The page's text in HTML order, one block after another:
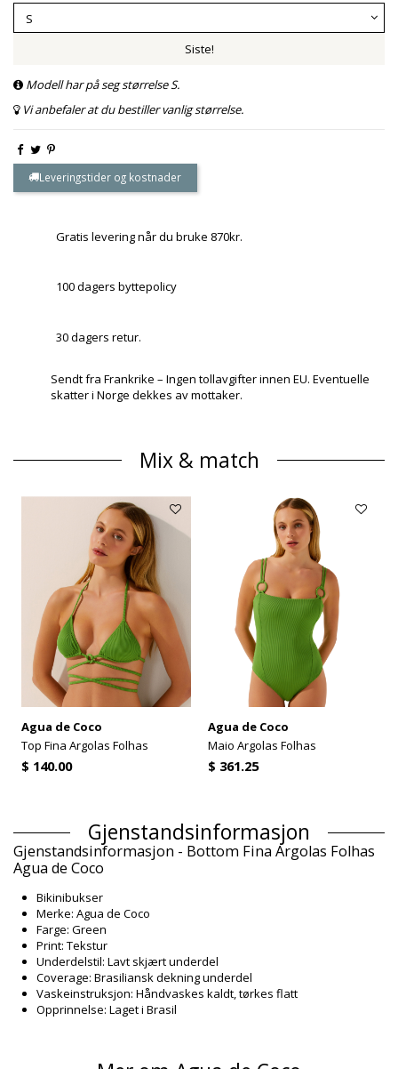
Siste!
Modell har på seg størrelse S.
Vi anbefaler at du bestiller vanlig størrelse.
Leveringstider og kostnader
Gratis levering når du bruke 870kr.
100 dagers byttepolicy
30 dagers retur.
Sendt fra Frankrike – Ingen tollavgifter innen EU. Eventuelle
skatter i Norge dekkes av mottaker.
Mix & match
Agua de Coco
Top Fina Argolas Folhas
$ 140.00
Agua de Coco
Maio Argolas Folhas
$ 361.25
Gjenstandsinformasjon
Gjenstandsinformasjon - Bottom Fina Argolas Folhas
Agua de Coco
Bikinibukser
Merke: Agua de Coco
Farge: Green
Print: Tekstur
Underdelstil: Lavt skjært underdel
Coverage: Brasiliansk dekning underdel
Vaskeinstruksjon: Håndvaskes kaldt, tørkes flatt
Opprinnelse: Laget i Brasil
Sammensetning